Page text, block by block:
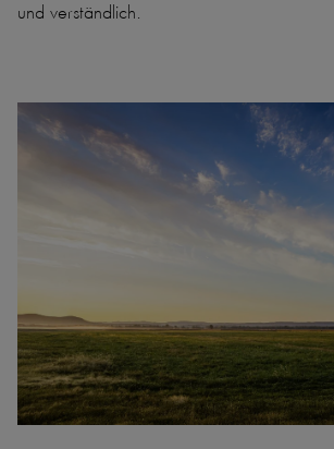
und verständlich.